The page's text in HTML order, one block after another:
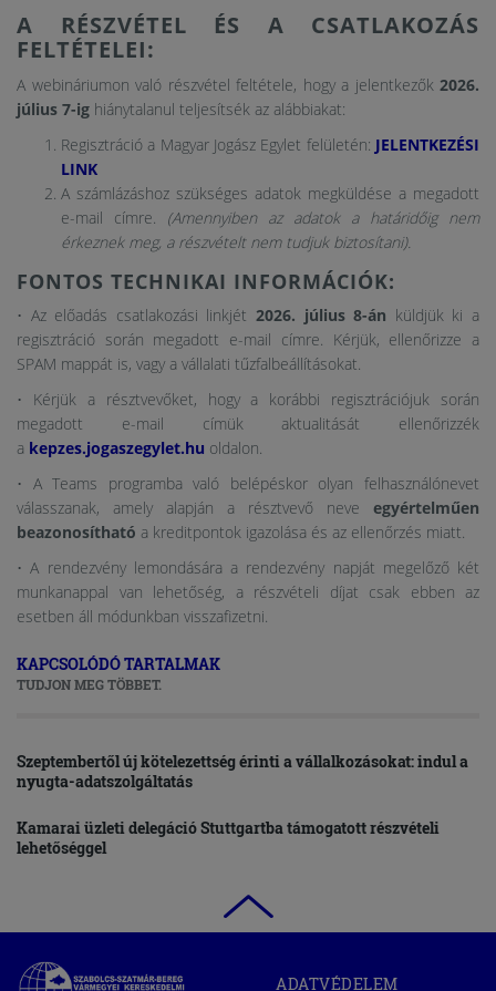
A RÉSZVÉTEL ÉS A CSATLAKOZÁS
FELTÉTELEI:
A webináriumon való részvétel feltétele, hogy a jelentkezők 2026.
július 7-ig hiánytalanul teljesítsék az alábbiakat:
Regisztráció a Magyar Jogász Egylet felületén: JELENTKEZÉSI
LINK
A számlázáshoz szükséges adatok megküldése a megadott
e-mail címre. (Amennyiben az adatok a határidőig nem
érkeznek meg, a részvételt nem tudjuk biztosítani).
FONTOS TECHNIKAI INFORMÁCIÓK:
• Az előadás csatlakozási linkjét 2026. július 8-án küldjük ki a
regisztráció során megadott e-mail címre. Kérjük, ellenőrizze a
SPAM mappát is, vagy a vállalati tűzfalbeállításokat.
• Kérjük a résztvevőket, hogy a korábbi regisztrációjuk során
megadott e-mail címük aktualitását ellenőrizzék
a kepzes.jogaszegylet.hu oldalon.
• A Teams programba való belépéskor olyan felhasználónevet
válasszanak, amely alapján a résztvevő neve egyértelműen
beazonosítható a kreditpontok igazolása és az ellenőrzés miatt.
• A rendezvény lemondására a rendezvény napját megelőző két
munkanappal van lehetőség, a részvételi díjat csak ebben az
esetben áll módunkban visszafizetni.
KAPCSOLÓDÓ TARTALMAK
TUDJON MEG TÖBBET.
Szeptembertől új kötelezettség érinti a vállalkozásokat: indul a
nyugta-adatszolgáltatás
Kamarai üzleti delegáció Stuttgartba támogatott részvételi
lehetőséggel
Szabolcs-
ADATVÉDELEM